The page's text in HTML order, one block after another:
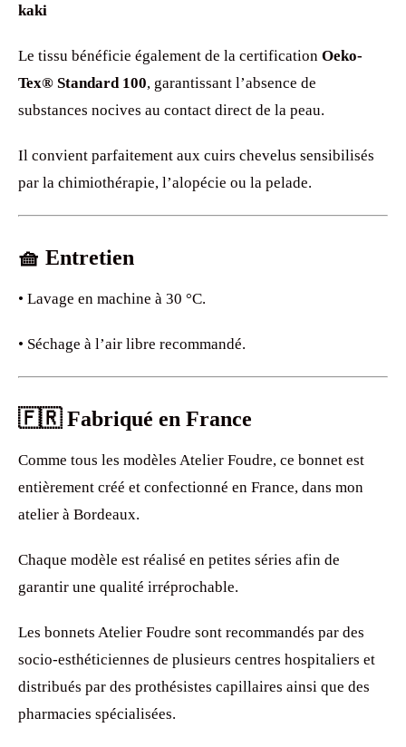
kaki
Le tissu bénéficie également de la certification Oeko-
Tex® Standard 100, garantissant l’absence de
substances nocives au contact direct de la peau.
Il convient parfaitement aux cuirs chevelus sensibilisés
par la chimiothérapie, l’alopécie ou la pelade.
🧺 Entretien
• Lavage en machine à 30 °C.
• Séchage à l’air libre recommandé.
🇫🇷 Fabriqué en France
Comme tous les modèles Atelier Foudre, ce bonnet est
entièrement créé et confectionné en France, dans mon
atelier à Bordeaux.
Chaque modèle est réalisé en petites séries afin de
garantir une qualité irréprochable.
Les bonnets Atelier Foudre sont recommandés par des
socio-esthéticiennes de plusieurs centres hospitaliers et
distribués par des prothésistes capillaires ainsi que des
pharmacies spécialisées.